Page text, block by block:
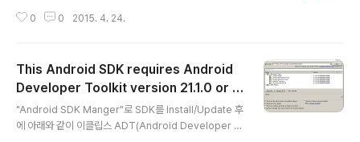
dex.html JDK 설치 다운로드 받은 JDK 설치파일을 실
roid 개발환경을 구축하기 위해서는 Eclipse를 다운로드
하고, ADT를 다운로드 하여 설치 하던지 아니면 Eclipse
에서 ADT를 설치해야 했습니다. 이제는 Android 개발자
사이트에서 Eclipse + ADT를 다운로드하여 개발환경을
구축 할 수 있습니다. Eclipse + ADT 다운로드 아래..
0 0 2015. 4. 24.
This Android SDK requires Android
Developer Toolkit version 21.1.0 or a
bove.
"Android SDK Manger"로 SDK를 Install/Update 후
에 아래와 같이 이클립스 ADT(Android Developer T